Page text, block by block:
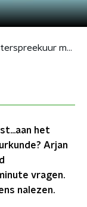
Tips havo Natuurkunde Twitterspreekuur met @arjanvandermeij
het
Arjan
vragen.
nalezen.